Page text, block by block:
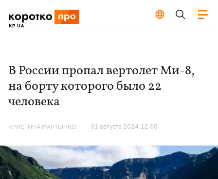
В России пропал вертолет Ми-8,
на борту которого было 22
человека
КРИСТИНА МАРТЫНКО 31 августа 2024 12:00